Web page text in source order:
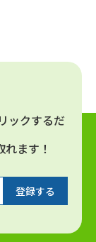
ックするだ
ます！